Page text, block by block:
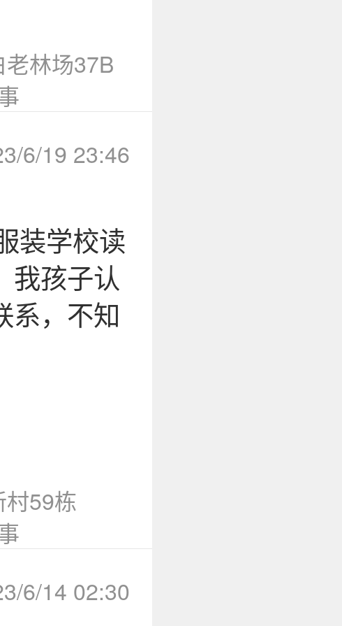
林场37B
6/19 23:46
装学校读
我孩子认
系，不知
59栋
6/14 02:30